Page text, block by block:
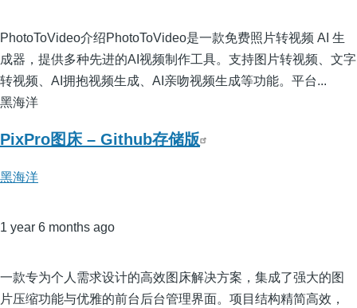
PhotoToVideo介绍PhotoToVideo是一款免费照片转视频 AI 生
成器，提供多种先进的AI视频制作工具。支持图片转视频、文字
转视频、AI拥抱视频生成、AI亲吻视频生成等功能。平台...
黑海洋
PixPro图床 – Github存储版
黑海洋
1 year 6 months ago
一款专为个人需求设计的高效图床解决方案，集成了强大的图
片压缩功能与优雅的前台后台管理界面。项目结构精简高效，